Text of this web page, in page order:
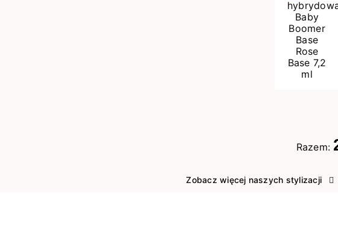
Razem:
Zobacz więcej naszych stylizacji